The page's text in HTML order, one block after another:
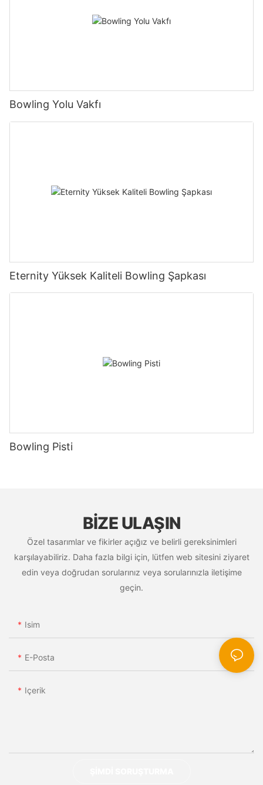
Bowling Yolu Vakfı
Eternity Yüksek Kaliteli Bowling Şapkası
Bowling Pisti
BIZE ULAŞIN
Özel tasarımlar ve fikirler açığız ve belirli gereksinimleri
karşılayabiliriz. Daha fazla bilgi için, lütfen web sitesini ziyaret
edin veya doğrudan sorularınız veya sorularınızla iletişime
geçin.
Isim
E-Posta
Içerik